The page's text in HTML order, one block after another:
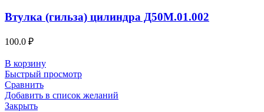
Втулка (гильза) цилиндра Д50М.01.002
100.0 ₽
В корзину
Быстрый просмотр
Сравнить
Добавить в список желаний
Закрыть